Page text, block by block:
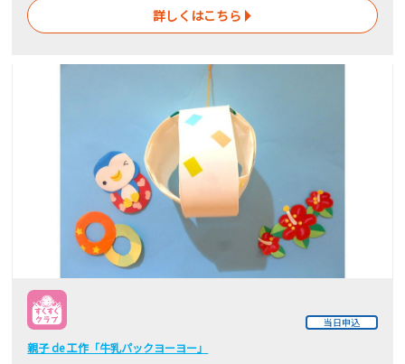
詳しくはこちら
当日申込
親子 de 工作「牛乳パックヨーヨー」